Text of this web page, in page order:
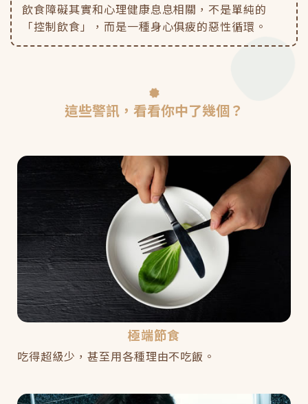
飲食障礙其實和心理健康息息相關，不是單純的
「控制飲食」，而是一種身心俱疲的惡性循環。
這些警訊，看看你中了幾個？
極端節食
吃得超級少，甚至用各種理由不吃飯。